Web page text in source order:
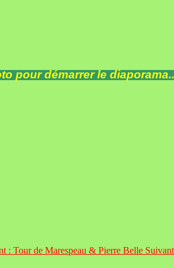
pour démarrer le
: Tour de Marespeau & Pierre Belle Suivant